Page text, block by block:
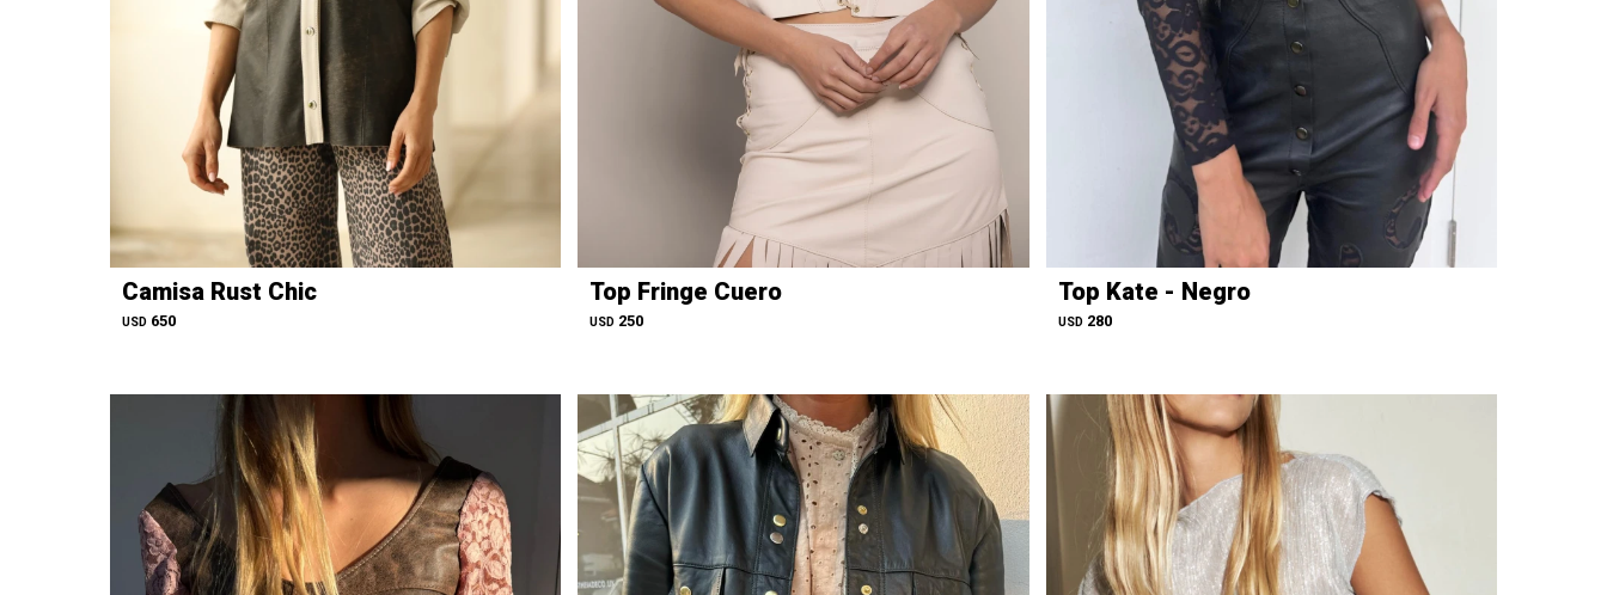
Camisa Rust Chic
USD 650
Top Fringe Cuero
USD 250
Top Kate - Negro
USD 280